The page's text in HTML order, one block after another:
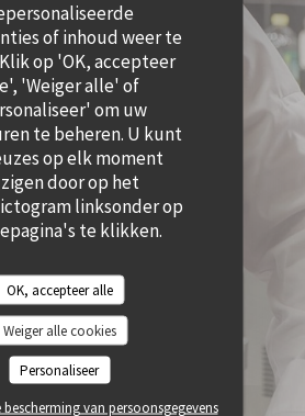
of inhoud weer te
op 'OK, accepteer
'Weiger alle' of
om uw
te beheren. U kunt
op elk moment
door op het
linksonder op
te klikken.
OK, accepteer alle
Weiger alle cookies
Personaliseer
van persoonsgegevens